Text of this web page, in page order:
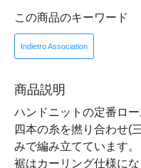
この商品のキーワード
Indietro Association
商品説明
ハンドニットの定番ロ
四本の糸を撚り合わせ(
みで編み立てています。
裾はカーリング仕様に